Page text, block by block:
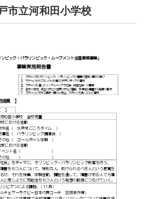
市立河和田小学校